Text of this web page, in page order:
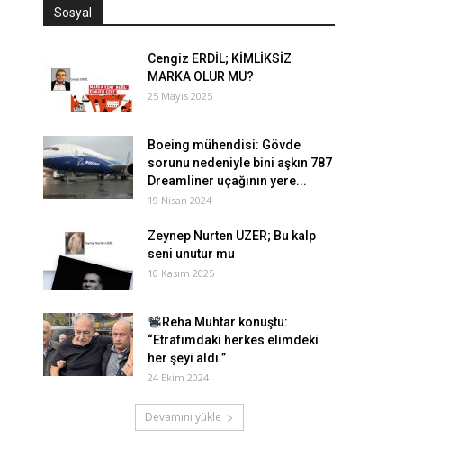
Sosyal
Cengiz ERDİL; KİMLİKSİZ
MARKA OLUR MU?
25 Mayıs 2025
Boeing mühendisi: Gövde
sorunu nedeniyle bini aşkın 787
Dreamliner uçağının yere...
19 Nisan 2024
Zeynep Nurten UZER; Bu kalp
seni unutur mu
10 Kasım 2025
Reha Muhtar konuştu:
“Etrafımdaki herkes elimdeki
her şeyi aldı.”
24 Ekim 2024
Devamını yükle